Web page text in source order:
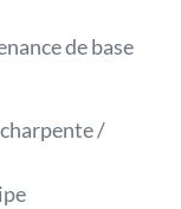
de base
/